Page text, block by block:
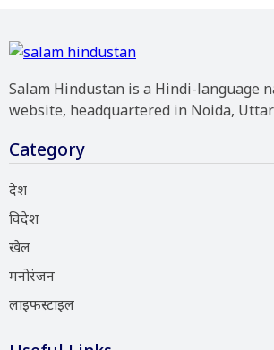
Salam Hindustan is a Hindi-language
website, headquartered in Noida,
Category
देश
विदेश
खेल
मनोरंजन
लाइफस्टाइल